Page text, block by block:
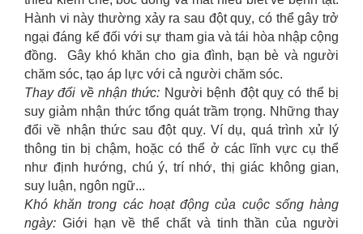
Hành vi này thường xảy ra sau đột quỵ, có thể gây trở
ngại đáng kể đối với sự tham gia và tái hòa nhập cộng
đồng. Gây khó khăn cho gia đình, bạn bè và người
chăm sóc, tạo áp lực với cả người chăm sóc.
Thay đổi về nhận thức: Người bệnh đột quỵ có thể bị
suy giảm nhận thức tổng quát trầm trọng. Những thay
đổi về nhận thức sau đột quỵ. Ví dụ, quá trình xử lý
thông tin bị chậm, hoặc có thể ở các lĩnh vực cụ thể
như định hướng, chú ý, trí nhớ, thị giác không gian,
suy luận, ngôn ngữ...
Khó khăn trong các hoạt động của cuộc sống hàng
ngày: Giới hạn về thể chất và tinh thần của người